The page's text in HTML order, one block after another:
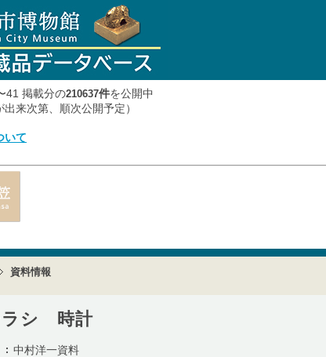
41 掲載分の210637件を公開中
出来次第、順次公開予定）
いて
資料情報
ラシ 時計
中村洋一資料